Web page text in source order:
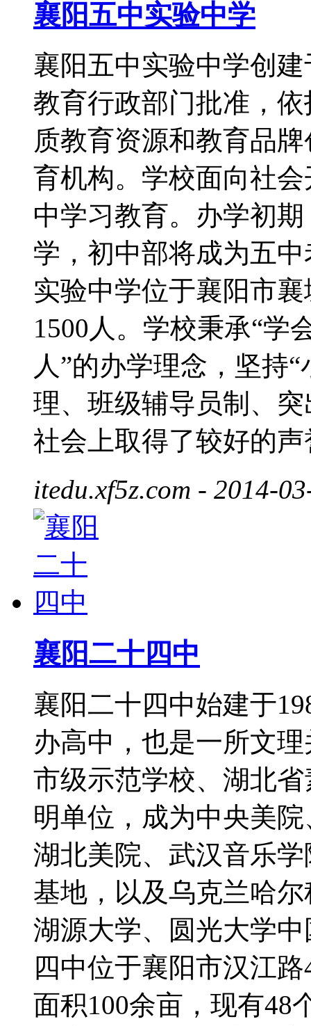
襄阳五中实验中学
襄阳五中实验中学创
教育行政部门批准，
质教育资源和教育品
育机构。学校面向社
中学习教育。办学初
学，初中部将成为五
实验中学位于襄阳市
1500人。学校秉承“学
人”的办学理念，坚持
理、班级辅导员制、
社会上取得了较好的声
itedu.xf5z.com - 2014-
襄阳二十四中
襄阳二十四中始建于
办高中，也是一所文
市级示范学校、湖北
明单位，成为中央美
湖北美院、武汉音乐
基地，以及乌克兰哈
湖源大学、圆光大学
四中位于襄阳市汉江
面积100余亩，现有48